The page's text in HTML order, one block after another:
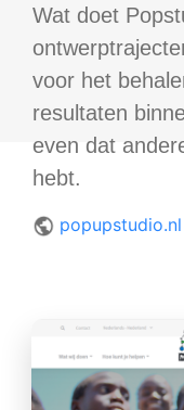
Wat doet
voor het
resultaten
even dat
hebt.
popupstudio.nl